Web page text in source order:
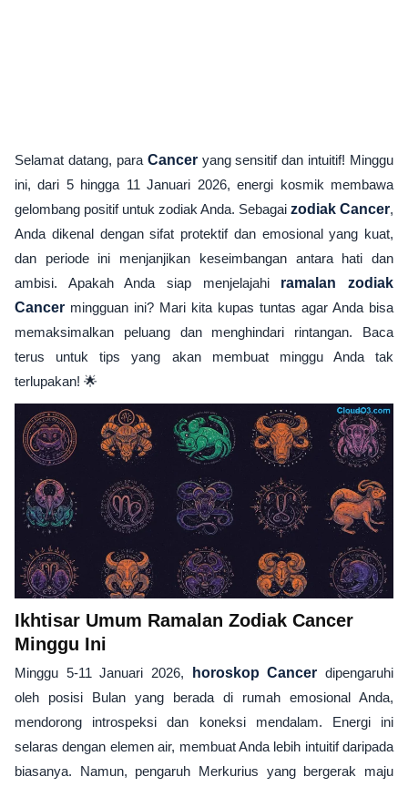
Selamat datang, para Canceryang sensitif dan intuitif! Minggu
ini, dari 5 hingga 11 Januari 2026, energi kosmik membawa
gelombang positif untuk zodiak Anda. Sebagai zodiak Cancer,
Anda dikenal dengan sifat protektif dan emosional yang kuat,
dan periode ini menjanjikan keseimbangan antara hati dan
ambisi. Apakah Anda siap menjelajahi ramalan zodiak
Cancer mingguan ini? Mari kita kupas tuntas agar Anda bisa
memaksimalkan peluang dan menghindari rintangan. Baca
terus untuk tips yang akan membuat minggu Anda tak
terlupakan! 🌟
Ikhtisar Umum Ramalan Zodiak Cancer
Minggu Ini
Minggu 5-11 Januari 2026, horoskop Cancer dipengaruhi
oleh posisi Bulan yang berada di rumah emosional Anda,
mendorong introspeksi dan koneksi mendalam. Energi ini
selaras dengan elemen air, membuat Anda lebih intuitif daripada
biasanya. Namun, pengaruh Merkurius yang bergerak maju